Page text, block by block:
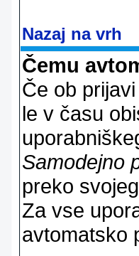
Nazaj na vrh
Čemu
Če ob
le v času
Samodejno
preko
Za vse
avtomatsko